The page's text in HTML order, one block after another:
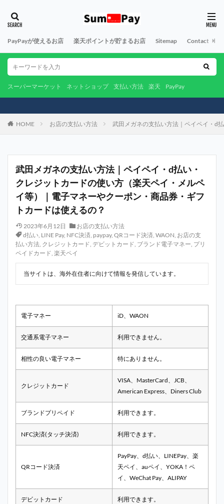
PayPayが使えるお店 楽天ポイントが貯まるお店 Sitemap Contact
スーパーマーケット ネットショップ 支払い方法 楽天 PayPay
HOME お店の支払い方法 武田メガネの支払い方法｜ペイペイ・d
武田メガネの支払い方法｜ペイペイ・d払い・
クレジットカードの使い方（楽天ペイ・メルペ
イ等）｜電子マネーやクーポン・商品券・ギフ
トカードは使えるの？
2023年6月12日
お店の支払い方法
d払い, LINE Pay, NFC決済, paypay, QRコード決済, WAON, お店の支
払い方法, クレジットカード, デビットカード, ブランド電子マネー, プリ
ペイドカード, 楽天ペイ
当サイトは、海外在住者に向けて情報を発信しています。
電子マネー iD、WAON
交通系電子マネー 利用できません。
相性の良い電子マネー 特にありません。
クレジットカード
VISA、MasterCard、JCB、
American Express、Diners Club
ブランドプリペイド 利用できます。
NFC決済(タッチ決済) 利用できます。
QRコード決済
PayPay、d払い、LINEPay、楽
天ペイ、auペイ、YOKA！ペ
イ、WeChat Pay、ALIPAY
デビットカード 利用できます。